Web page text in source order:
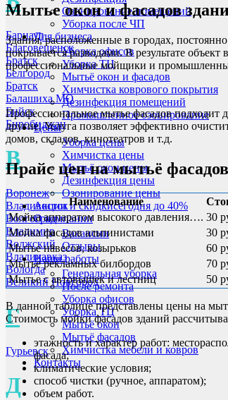
Барнаул
Благовещенск
Братск
Белгород
Братск
Балашиха МО
Бийск
Биробиджан
В
Воронеж
Владивосток
Волгоград
Владимир
Волжский
Владикавказ
Вологда
Великий Новгород
Г
Гурьевск
Д
Озонирование помещений
Уборка после ЧП
Для бизнеса
Уборка офисов
Уборка ТЦ
Мытьё окон и фасадов
Химчистка коврового покрытия
Дезинфекция помещений
Промышленное озонирование
Цены
Уборка цены
Химчистка цены
Мытьё окон цены
Дезинфекция цены
Озонирование цены
Акции и скидкисегодня до 40%
О компании
Вакансии
Отзывы
Наши работы
Генеральная уборка
После ремонта
Уборка офисов
Уборка ТЦ
Мытьё окон
Мытьё фасадов
Химчистка мебели и ковров
Контакты
Мытье окон и фасадов
Здания, расположенные в городах,
покрывается разводами. В результате
профессиональные мойщики и
Профессиональное мытье фасадов подходит
другие. Услуга позволяет эффективно
домов, складов, кинотеатров и т.д.
Прайс цен на мытьё фасадов
Наименование
Мойка аппаратом высокого давления…. 30
Мойка фасадов альпинистами
30
Мытье навесов, козырьков
60
Мытье рекламных билбордов
70
Мытье с автовышек и лестниц
50
В данной таблице представлены цены на
Стоимость мойки фасадов зданий
этажность и характер работ:
фасада;
климатические условия;
способ чистки (ручное, аппаратом);
объем работ.